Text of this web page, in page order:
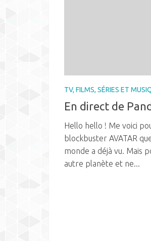
TV, FILMS, SÉRIES ET
En direct de
Hello hello ! Me voici
blockbuster AVATAR
monde a déjà vu. Mais
autre planète et ne...